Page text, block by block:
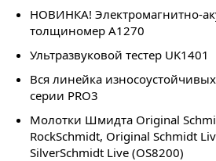
НОВИНКА! Электромагнитно-
толщиномер А1270
Ультразвуковой тестер UK1401
Вся линейка
серии PRO3
Молотки Шмидта Original
RockSchmidt, Original Schmidt
SilverSchmidt Live (OS8200)